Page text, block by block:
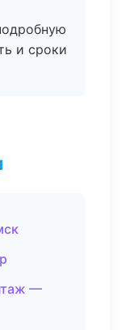
и сроки
—